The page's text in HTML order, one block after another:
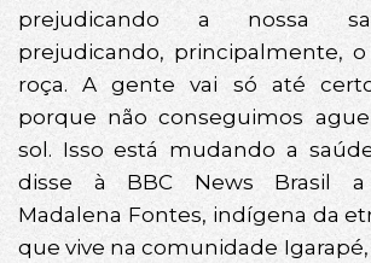
prejudicando a nossa
prejudicando, principalmente,
roça. A gente vai só até
porque não conseguimos
sol. Isso está mudando a
disse à BBC News Brasil a
Madalena Fontes, indígena da
que vive na comunidade Igarapé,